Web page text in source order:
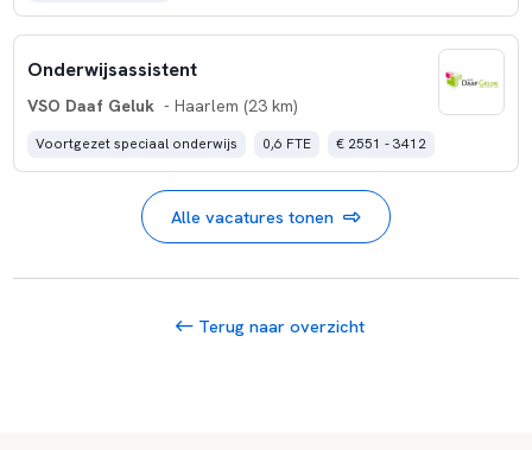
Onderwijsassistent
VSO Daaf Geluk - Haarlem (23 km)
Voortgezet speciaal onderwijs 0,6 FTE € 2551 - 3412
Alle vacatures tonen
Terug naar overzicht